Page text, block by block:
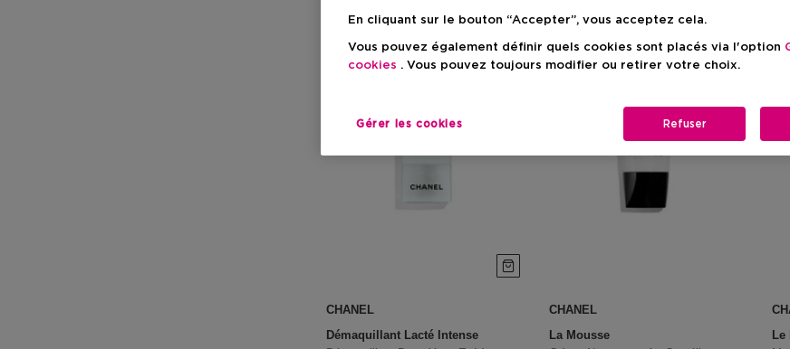
CHANEL
Démaquillant Lacté Intense
CHANEL
La Mousse
Le
En cliquant sur le bouton “Accepter”, vous acceptez cela.
Vous pouvez également définir quels cookies sont placés via l'option
cookies . Vous pouvez toujours modifier ou retirer votre choix.
Gérer les cookies Refuser